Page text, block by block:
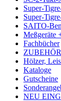
Super-
Super-
SAITO-
Meßgeräte
Fachbücher
ZUBEHÖR
Hölzer,
Kataloge
Gutscheine
NEU